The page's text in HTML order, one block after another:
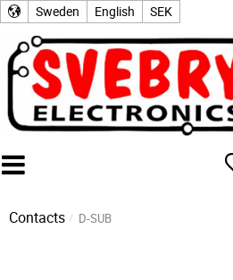
Sweden English SEK
Contacts D-SUB